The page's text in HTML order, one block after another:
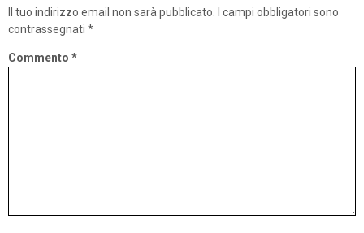
Il tuo indirizzo email non sarà pubblicato.
I campi obbligatori sono
contrassegnati *
Commento *